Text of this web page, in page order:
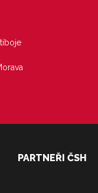
PARTNEŘI ČSH